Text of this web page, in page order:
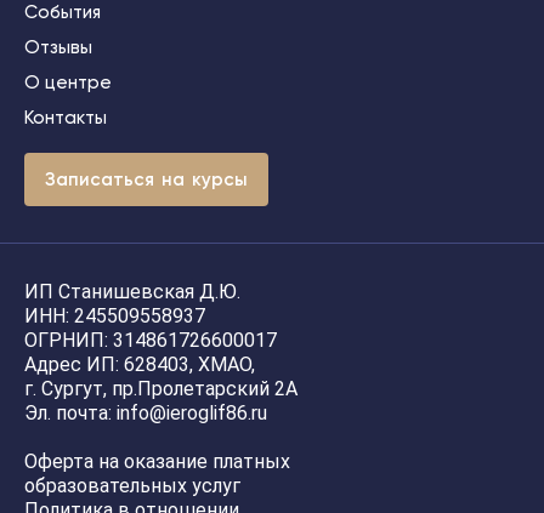
События
Отзывы
О центре
Контакты
Записаться на курсы
ИП Станишевская Д.Ю.
ИНН: 245509558937
ОГРНИП: 314861726600017
Адрес ИП: 628403, ХМАО,
г. Сургут, пр.Пролетарский 2А
Эл. почта: info@ieroglif86.ru
Оферта на оказание платных
образовательных услуг